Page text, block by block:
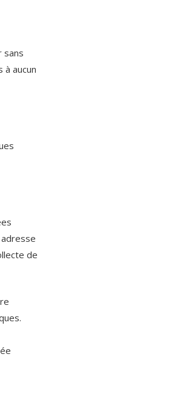
sans
aucun
de